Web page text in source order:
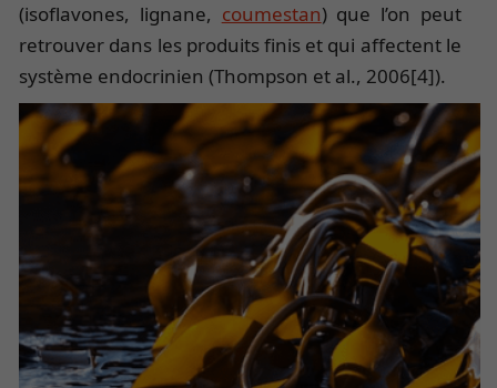
(isoflavones, lignane, coumestan) que l’on peut
retrouver dans les produits finis et qui affectent le
système endocrinien (Thompson et al., 2006[4]).